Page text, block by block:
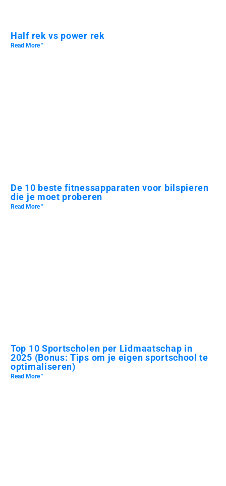
Half rek vs power rek
Read More "
De 10 beste fitnessapparaten voor bilspieren
die je moet proberen
Read More "
Top 10 Sportscholen per Lidmaatschap in
2025 (Bonus: Tips om je eigen sportschool te
optimaliseren)
Read More "